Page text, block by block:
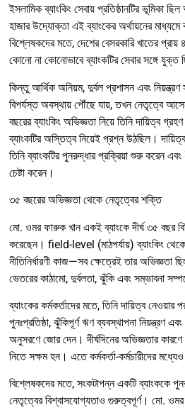
ইসলামিক ব্যাংকিং সেবায় প্রতিষ্ঠানটির ভূমিকা
হাজার উদ্যোক্তা এই ব্যাংকের অর্থায়নের মাধ্যমে
বিশ্লেষকদের মতে, দেশের বেসরকারি খাতের
কোনো না কোনোভাবে ব্যাংকটির সেবার সঙ্গে যুক্ত
কিন্তু আর্থিক অনিয়ম, দুর্বল প্রশাসন এবং নিয়ন্ত্রণ
বিপর্যস্ত অবস্থায় পৌঁছে যায়, তখন নেতৃত্বে
বছরের ব্যাংকিং অভিজ্ঞতা নিয়ে তিনি দায়িত্ব
ব্যাংকটির অস্তিত্ব নিয়েই প্রশ্ন উঠছিল।
তিনি ব্যাংকটির পুনরুদ্ধার প্রক্রিয়া শুরু করেন
চেষ্টা করেন।
৩৫ বছরের অভিজ্ঞতা থেকে নেতৃত্বের শক্তি
মো. ওমর ফারুক খান একই ব্যাংকে দীর্ঘ ৩৫ বছর
করেছেন। field-level (মাঠপর্যায়) ব্যাংকিং
নীতিনির্ধারণী কাজ—সব ক্ষেত্রেই তার অভিজ্ঞতা
ভেতরের কাঠামো, দুর্বলতা, ঝুঁকি এবং সম্ভাবনা
ব্যাংকের কর্মকর্তাদের মতে, তিনি দায়িত্ব
পুনঃপ্রতিষ্ঠা, ঝুঁকিপূর্ণ ঋণ ব্যবস্থাপনা নিয়ন্ত্রণ এবং
অনুসরণে জোর দেন। দীর্ঘদিনের অভিজ্ঞতার
নিতে সক্ষম হন। এতে কর্মকর্তা-কর্মচারীদের
বিশ্লেষকদের মতে, সংকটাপন্ন একটি ব্যাংককে
নেতৃত্বের বিশ্বাসযোগ্যতাও গুরুত্বপূর্ণ। মো. ওমর